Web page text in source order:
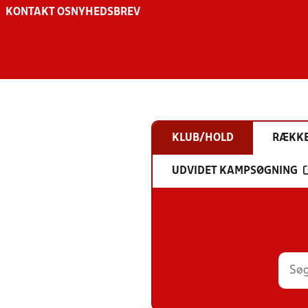
KONTAKT OS NYHEDSBREV
KLUB/HOLD
UDVIDET KAMPSØGNING